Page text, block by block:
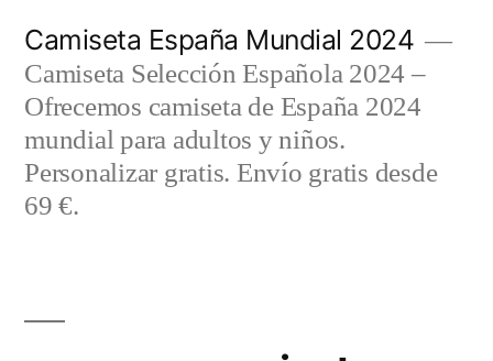
contenido
Camiseta España Mundial 2024
Camiseta Selección Española 2024 –
Ofrecemos camiseta de España 2024
mundial para adultos y niños.
Personalizar gratis. Envío gratis desde
69 €.